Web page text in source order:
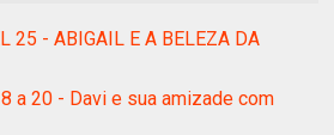
25 - ABIGAIL E A BELEZA DA
a 20 - Davi e sua amizade com